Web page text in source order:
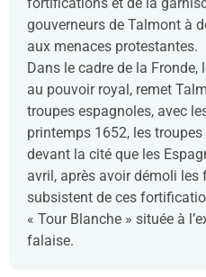
gouverneurs de Talmont à
aux menaces protestantes.
Dans le cadre de la Fronde,
au pouvoir royal, remet
troupes espagnoles, avec
printemps 1652, les
devant la cité que les
avril, après avoir démoli
subsistent de ces
« Tour Blanche » située à
falaise.